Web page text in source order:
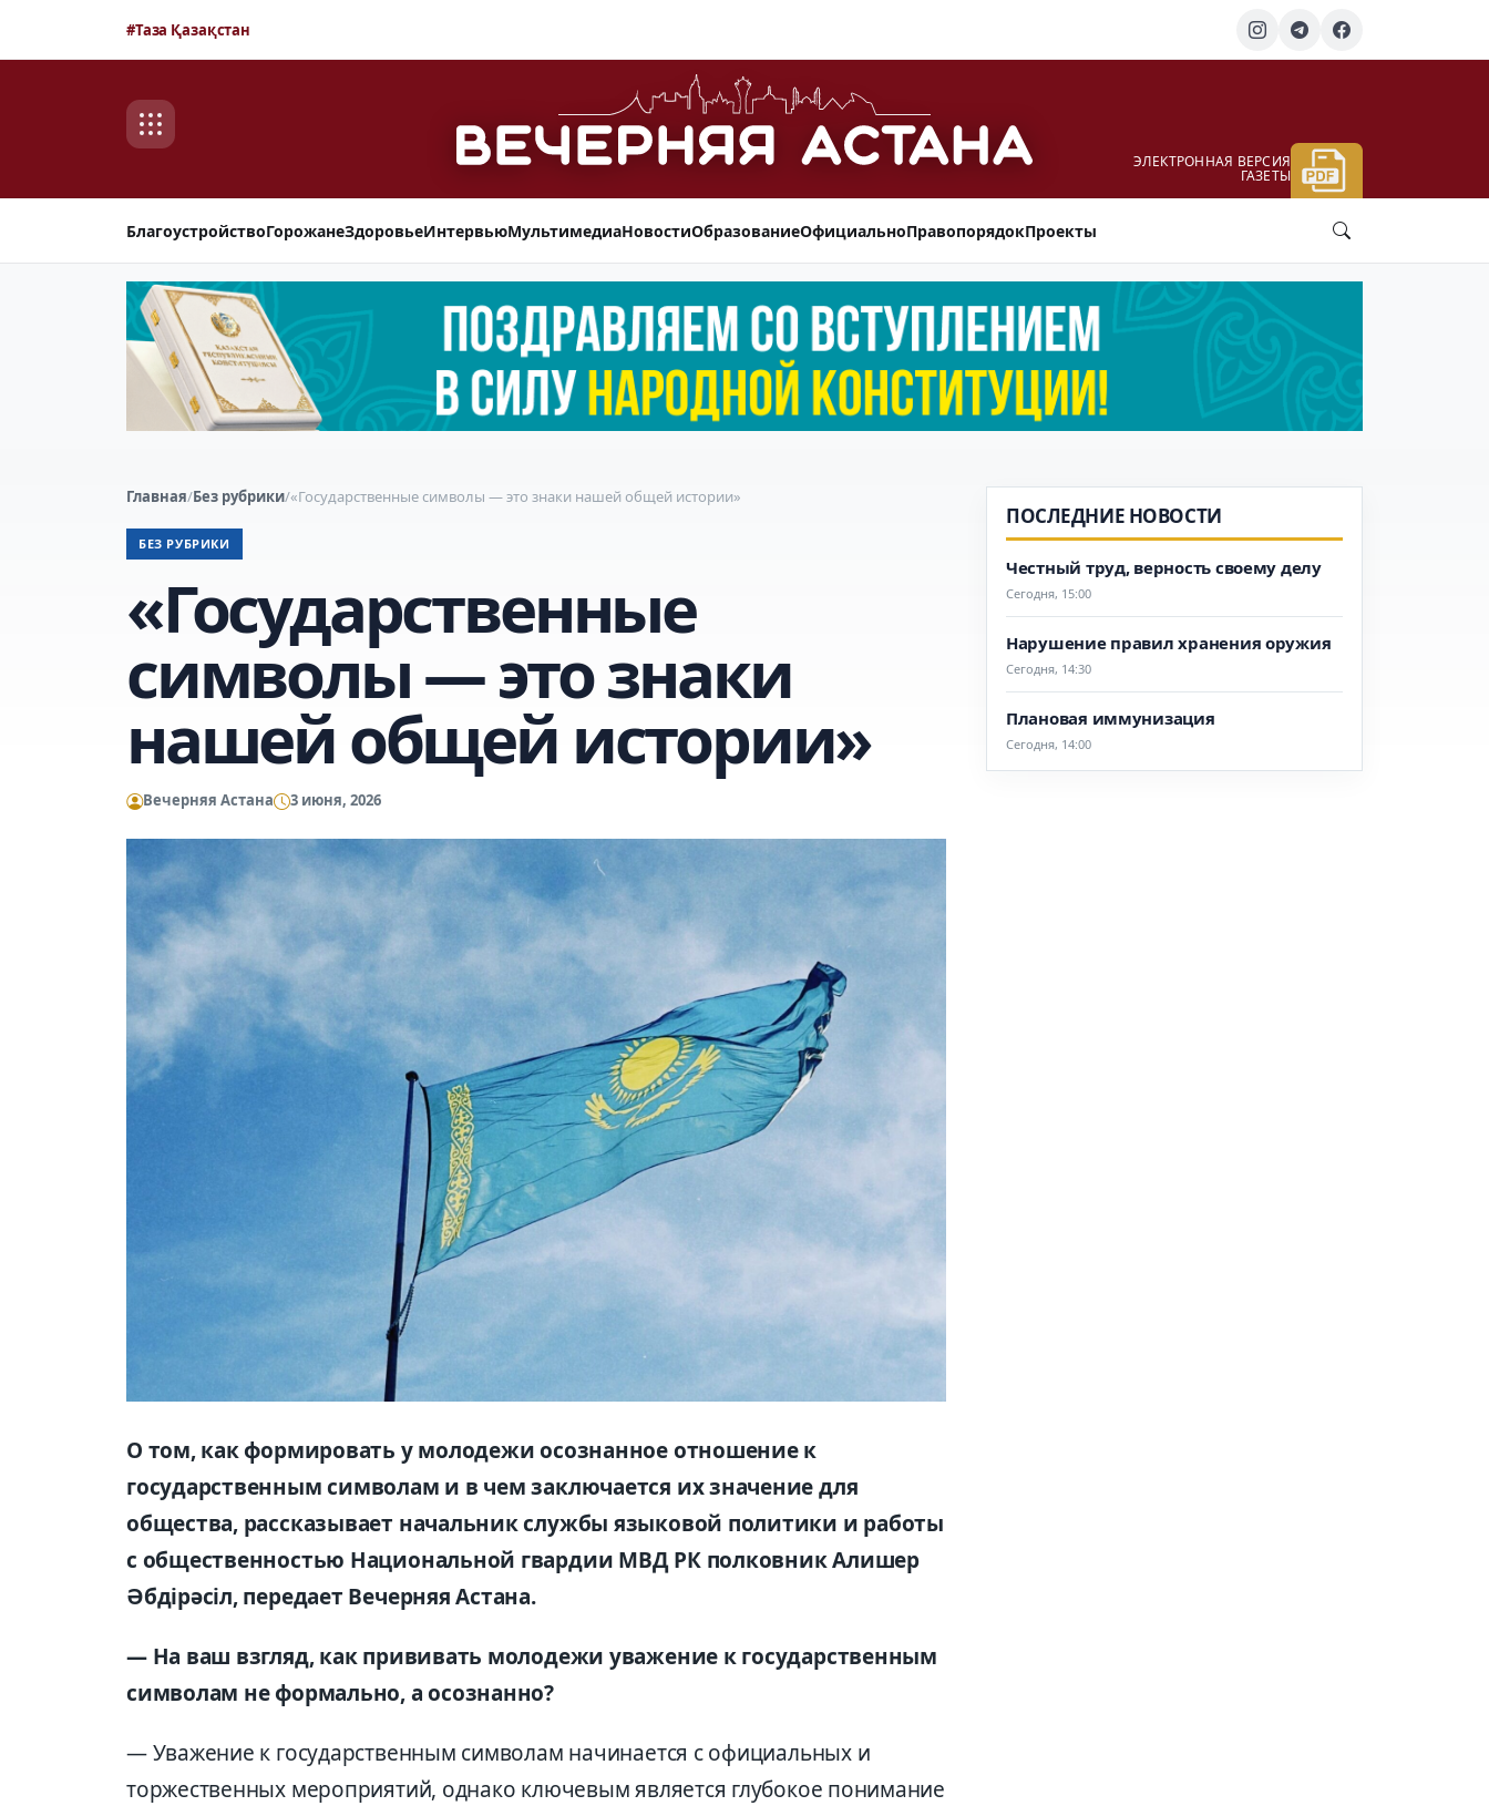
#Таза Қазақстан
ЭЛЕКТРОННАЯ ВЕРСИЯ
ГАЗЕТЫ
БлагоустройствоГорожанеЗдоровьеИнтервьюМультимедиаНовостиОбразованиеОфициальноПравопорядокПроекты
Главная/Без рубрики/«Государственные символы — это знаки нашей общей истории»
БЕЗ РУБРИКИ
«Государственные
символы — это знаки
нашей общей истории»
Вечерняя Астана 3 июня, 2026
О том, как формировать у молодежи осознанное отношение к
государственным символам и в чем заключается их значение для
общества, рассказывает начальник службы языковой политики и работы
с общественностью Национальной гвардии МВД РК полковник Алишер
Әбдірәсіл, передает Вечерняя Астана.
— На ваш взгляд, как прививать молодежи уважение к государственным
символам не формально, а осознанно?
— Уважение к государственным символам начинается с официальных и
торжественных мероприятий, однако ключевым является глубокое понимание
ПОСЛЕДНИЕ НОВОСТИ
Честный труд, верность своему делу
Сегодня, 15:00
Нарушение правил хранения оружия
Сегодня, 14:30
Плановая иммунизация
Сегодня, 14:00